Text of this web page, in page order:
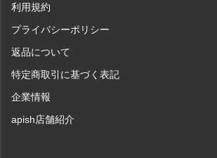
利用規約
プライバシーポリシー
返品について
特定商取引に基づく表記
企業情報
apish店舗紹介